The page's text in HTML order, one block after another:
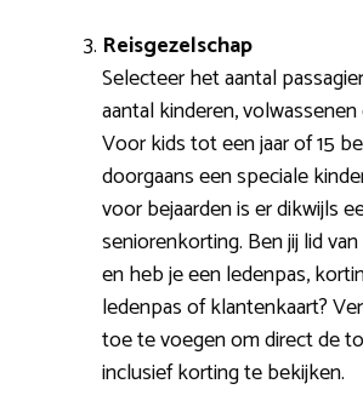
Reisgezelschap
Selecteer het aantal
aantal kinderen,
Voor kids tot een jaar of 15
doorgaans een speciale
voor bejaarden is er dikwijls
seniorenkorting. Ben jij lid
en heb je een ledenpas,
ledenpas of klantenkaart?
toe te voegen om direct de
inclusief korting te bekijken.